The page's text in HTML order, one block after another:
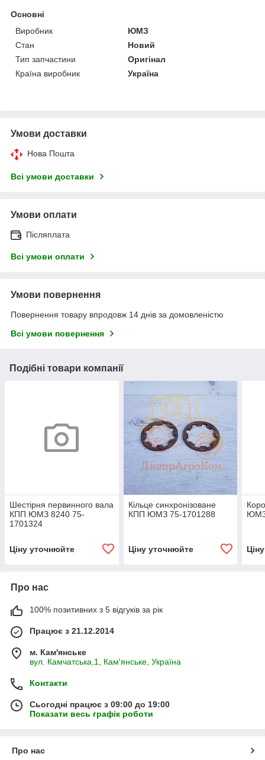
Основні
Виробник
ЮМЗ
Стан
Новий
Тип запчастини
Оригінал
Країна виробник
Україна
Умови доставки
Нова Пошта
Всі умови доставки
Умови оплати
Післяплата
Всі умови оплати
Умови повернення
Повернення товару впродовж 14 днів за домовленістю
Всі умови повернення
Подібні товари компанії
Шестірня первинного вала
КПП ЮМЗ 8240 75-
1701324
Ціну уточнюйте
Кільце синхронізоване
КПП ЮМЗ 75-1701288
Ціну уточнюйте
Про нас
100% позитивних з 5 відгуків за рік
Працює з 21.12.2014
м. Кам'янське
вул. Камчатська,1, Кам'янське, Україна
Контакти
Сьогодні працює з 09:00 до 19:00
Показати весь графік роботи
Про нас